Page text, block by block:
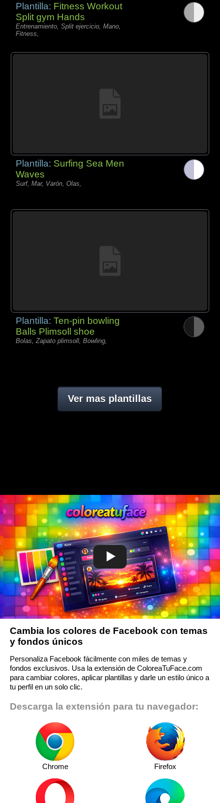
Plantilla: Fitness Workout
Split gym Hands
Entrenamiento, Split ejercicio, Mano,
Fitness,
Plantilla: Surfing Sea Men
Waves
Surf, Mar, Varón, Olas,
Plantilla:Ten-pin bowling
Balls Plimsoll shoe
Bolas, Zapato plimsoll, Bowling,
Ver mas plantillas
Cambia los colores de Facebook con temas
y fondos únicos
Personaliza Facebook fácilmente con miles de temas y
fondos exclusivos. Usa la extensión de ColoreaTuFace.com
para cambiar colores, aplicar plantillas y darle un estilo único a
tu perfil en un solo clic.
Descarga la extensión para tu navegador:
Chrome Firefox